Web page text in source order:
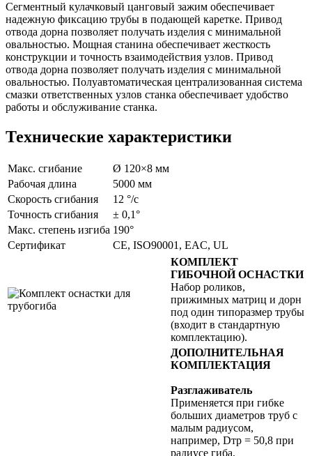
Сегментный кулачковый цанговый зажим обеспечивает
надежную фиксацию трубы в подающей каретке. Привод
отвода дорна позволяет получать изделия с минимальной
овальностью. Мощная станина обеспечивает жесткость
конструкции и точность взаимодействия узлов. Привод
отвода дорна позволяет получать изделия с минимальной
овальностью. Полуавтоматическая централизованная система
смазки ответственных узлов станка обеспечивает удобство
работы и обслуживание станка.
Технические характеристики
Макс. сгибание
Ø 120×8 мм
Рабочая длина
5000 мм
Скорость сгибания
12 °/с
Точность сгибания
± 0,1°
Макс. степень изгиба 190°
Сертификат
CE, ISO90001, EAC, UL
КОМПЛЕКТ
ГИБОЧНОЙ ОСНАСТКИ
Набор роликов,
прижимных матриц и дорн
под один типоразмер трубы
(входит в стандартную
комплектацию).
ДОПОЛНИТЕЛЬНАЯ
КОМПЛЕКТАЦИЯ
Разглаживатель
Применяется при гибке
больших диаметров труб с
малым радиусом,
например, Dтр = 50,8 при
радиусе гиба,